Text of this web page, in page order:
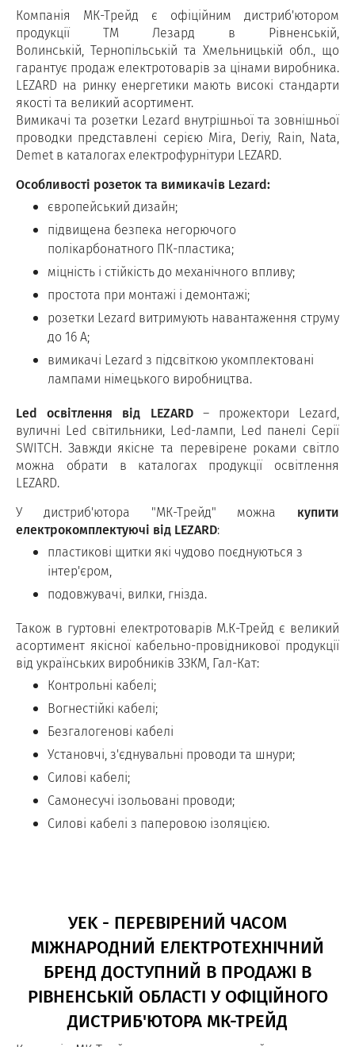
Компанія МК-Трейд є офіційним дистриб'ютором
продукції ТМ Лезард в Рівненській,
Волинській, Тернопільській та Хмельницькій обл., що
гарантує продаж електротоварів за цінами виробника.
LEZARD на ринку енергетики мають високі стандарти
якості та великий асортимент.
Вимикачі та розетки Lezard внутрішньої та зовнішньої
проводки представлені серією Mira, Deriy, Rain, Nata,
Demet в каталогах електрофурнітури LEZARD.
Особливості розеток та вимикачів Lezard:
європейський дизайн;
підвищена безпека негорючого
полікарбонатного ПК-пластика;
міцність і стійкість до механічного впливу;
простота при монтажі і демонтажі;
розетки Lezard витримують навантаження струму
до 16 А;
вимикачі Lezard з підсвіткою укомплектовані
лампами німецького виробництва.
Led освітлення від LEZARD– прожектори Lezard,
вуличні Led світильники, Led-лампи, Led панелі Серії
SWITCH. Завжди якісне та перевірене роками світло
можна обрати в каталогах продукції освітлення
LEZARD.
У дистриб'ютора "МК-Трейд" можна купити
електрокомплектуючі від LEZARD:
пластикові щитки які чудово поєднуються з
інтер'єром,
подовжувачі, вилки, гнізда.
Також в гуртовні електротоварів М.К-Трейд є великий
асортимент якісної кабельно-провідникової продукції
від українських виробників ЗЗКМ, Гал-Кат:
Контрольні кабелі;
Вогнестійкі кабелі;
Безгалогенові кабелі
Установчі, з'єднувальні проводи та шнури;
Силові кабелі;
Самонесучі ізольовані проводи;
Силові кабелі з паперовою ізоляцією.
УEK - ПЕРЕВІРЕНИЙ ЧАСОМ
МІЖНАРОДНИЙ ЕЛЕКТРОТЕХНІЧНИЙ
БРЕНД ДОСТУПНИЙ В ПРОДАЖІ В
РІВНЕНСЬКІЙ ОБЛАСТІ У ОФІЦІЙНОГО
ДИСТРИБ'ЮТОРА МК-ТРЕЙД